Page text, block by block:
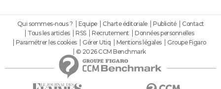
Qui sommes-nous ? Equipe Charte éditoriale Publicité
Contact
Tous les articles
RSS Recrutement
Données personnelles
Paramétrer les cookies
Gérer Utiq Mentions légales
Groupe Figaro
© 2026 CCM Benchmark